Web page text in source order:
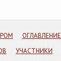
ОГЛАВЛЕНИЕ
УЧАСТНИКИ